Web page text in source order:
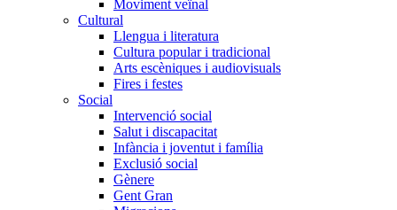
Moviment veïnal
Cultural
Llengua i literatura
Cultura popular i tradicional
Arts escèniques i audiovisuals
Fires i festes
Social
Intervenció social
Salut i discapacitat
Infància i joventut i família
Exclusió social
Gènere
Gent Gran